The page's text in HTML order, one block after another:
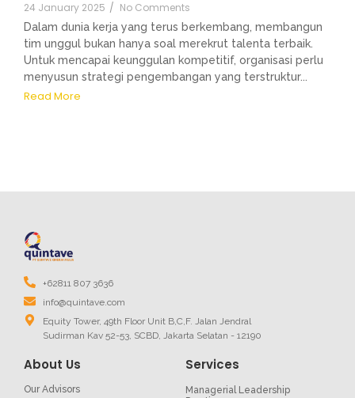
24 January 2025 / No Comments
Dalam dunia kerja yang terus berkembang, membangun
tim unggul bukan hanya soal merekrut talenta terbaik.
Untuk mencapai keunggulan kompetitif, organisasi perlu
menyusun strategi pengembangan yang terstruktur...
Read More
+62811 807 3636
info@quintave.com
Equity Tower, 49th Floor Unit B,C,F. Jalan Jendral
Sudirman Kav 52-53, SCBD, Jakarta Selatan - 12190
About Us
Our Advisors
Services
Managerial Leadership